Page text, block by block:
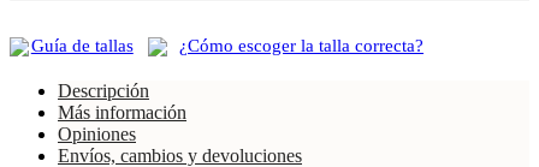
Guía de tallas ¿Cómo escoger la talla correcta?
Descripción
Más información
Opiniones
Envíos, cambios y devoluciones